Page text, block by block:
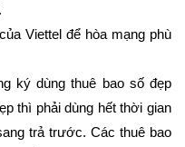
Viettel để hòa mạng phù
ký dùng thuê bao số đẹp
thì phải dùng hết thời gian
trả trước. Các thuê bao